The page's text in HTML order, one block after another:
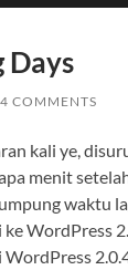
Days
COMMENTS
kali ye,
menit
waktu
WordPress